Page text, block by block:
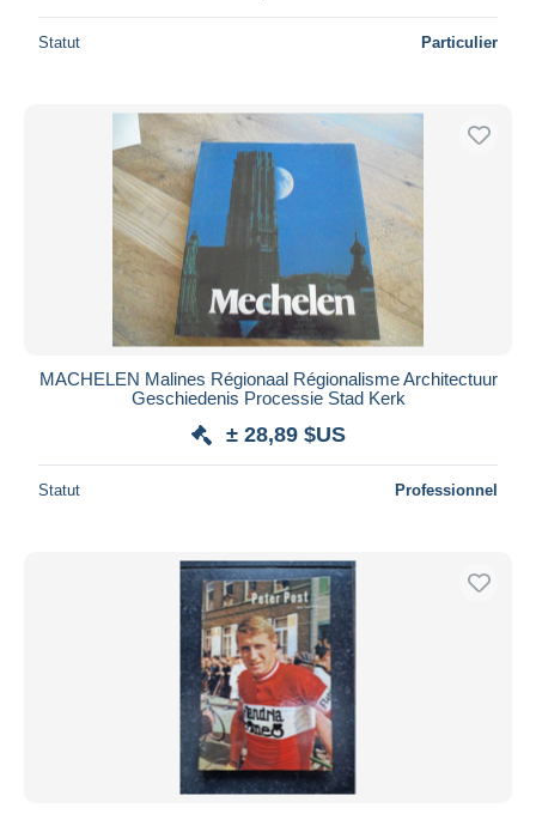
Statut Particulier
MACHELEN Malines Régionaal Régionalisme Architectuur
Geschiedenis Processie Stad Kerk
± 28,89 $US
Statut Professionnel